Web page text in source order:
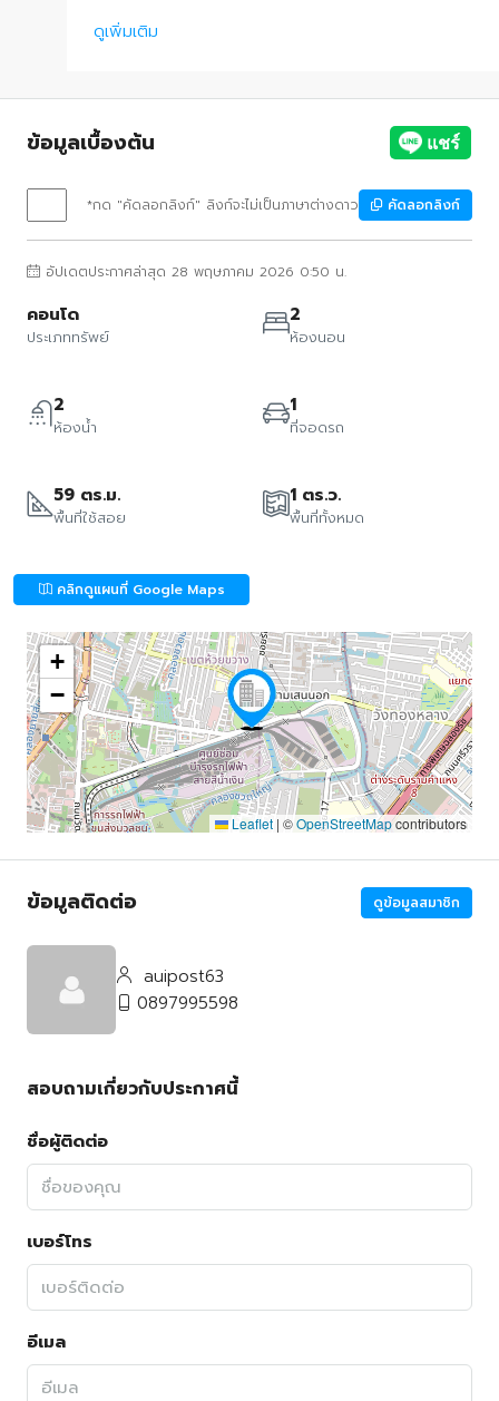
ดูเพิ่มเติม
ข้อมูลเบื้องต้น
*กด "คัดลอกลิงก์" ลิงก์จะไม่เป็นภาษาต่างดาว คัดลอกลิงก์
อัปเดตประกาศล่าสุด 28 พฤษภาคม 2026 0:50 น.
คอนโด
ประเภททรัพย์
2
ห้องนอน
2
ห้องน้ำ
1
ที่จอดรถ
59 ตร.ม.
พื้นที่ใช้สอย
1 ตร.ว.
พื้นที่ทั้งหมด
คลิกดูแผนที่ Google Maps
+
−
Leaflet | ©OpenStreetMapcontributors
ข้อมูลติดต่อ ดูข้อมูลสมาชิก
auipost63
0897995598
สอบถามเกี่ยวกับประกาศนี้
ชื่อผู้ติดต่อ
เบอร์โทร
อีเมล